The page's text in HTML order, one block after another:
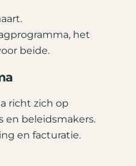
het
beide.
richt zich op
en beleidsmakers.
en facturatie.